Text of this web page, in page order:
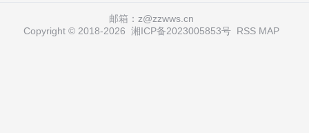
邮箱：z@zzwws.cn
Copyright © 2018-2026 湘ICP备2023005853号 RSS MAP